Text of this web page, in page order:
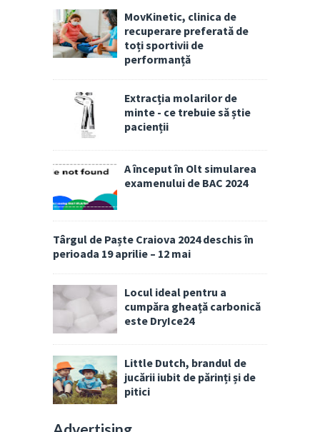
MovKinetic, clinica de
recuperare preferată de
toți sportivii de
performanță
Extracția molarilor de
minte - ce trebuie să știe
pacienții
A început în Olt simularea
examenului de BAC 2024
Târgul de Paște Craiova 2024 deschis în
perioada 19 aprilie – 12 mai
Locul ideal pentru a
cumpăra gheață carbonică
este DryIce24
Little Dutch, brandul de
jucării iubit de părinți și de
pitici